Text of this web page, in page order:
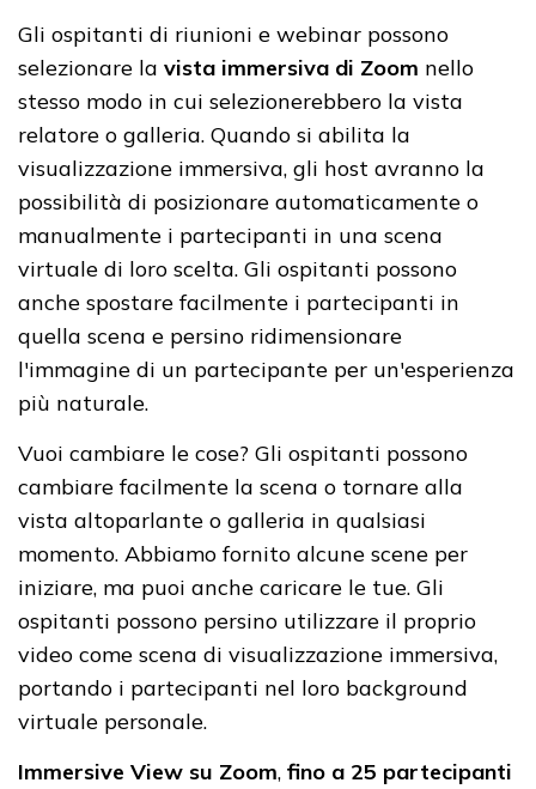
Gli ospitanti di riunioni e webinar possono
selezionare la vista immersiva di Zoom nello
stesso modo in cui selezionerebbero la vista
relatore o galleria. Quando si abilita la
visualizzazione immersiva, gli host avranno la
possibilità di posizionare automaticamente o
manualmente i partecipanti in una scena
virtuale di loro scelta. Gli ospitanti possono
anche spostare facilmente i partecipanti in
quella scena e persino ridimensionare
l'immagine di un partecipante per un'esperienza
più naturale.
Vuoi cambiare le cose? Gli ospitanti possono
cambiare facilmente la scena o tornare alla
vista altoparlante o galleria in qualsiasi
momento. Abbiamo fornito alcune scene per
iniziare, ma puoi anche caricare le tue. Gli
ospitanti possono persino utilizzare il proprio
video come scena di visualizzazione immersiva,
portando i partecipanti nel loro background
virtuale personale.
Immersive View su Zoom, fino a 25 partecipanti